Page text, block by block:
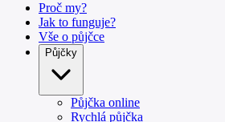
Proč my?
Jak to funguje?
Vše o půjčce
Půjčky
Půjčka online
Rychlá půjčka